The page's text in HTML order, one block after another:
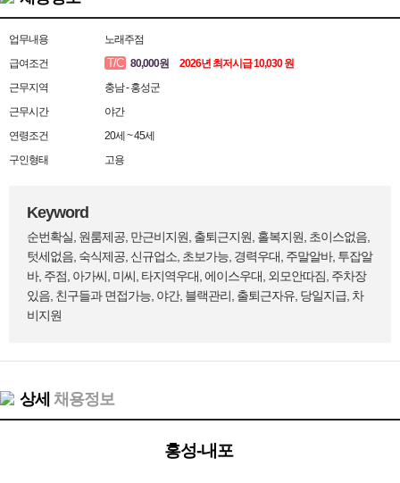
업무내용
노래주점
급여조건
T/C 80,000원
2026년 최저시급 10,030 원
근무지역
충남 - 홍성군
근무시간
야간
연령조건
20세 ~ 45세
구인형태
고용
Keyword
순번확실, 원룸제공, 만근비지원, 출퇴근지원, 홀복지원, 초이스없음,
텃세없음, 숙식제공, 신규업소, 초보가능, 경력우대, 주말알바, 투잡알
바, 주점, 아가씨, 미씨, 타지역우대, 에이스우대, 외모안따짐, 주차장
있음, 친구들과 면접가능, 야간, 블랙관리, 출퇴근자유, 당일지급, 차
비지원
상세 채용정보
홍성-내포